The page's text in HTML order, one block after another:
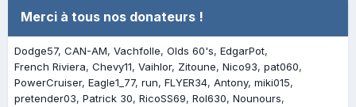
Merci à tous nos donateurs !
Dodge57 CAN-AM Vachfolle Olds 60's EdgarPot
French Riviera Chevy11 Vaihlor Zitoune Nico93 pat060
PowerCruiser Eagle1_77 run FLYER34 Antony miki015
pretender03 Patrick 30 RicoSS69 Rol630 Nounours